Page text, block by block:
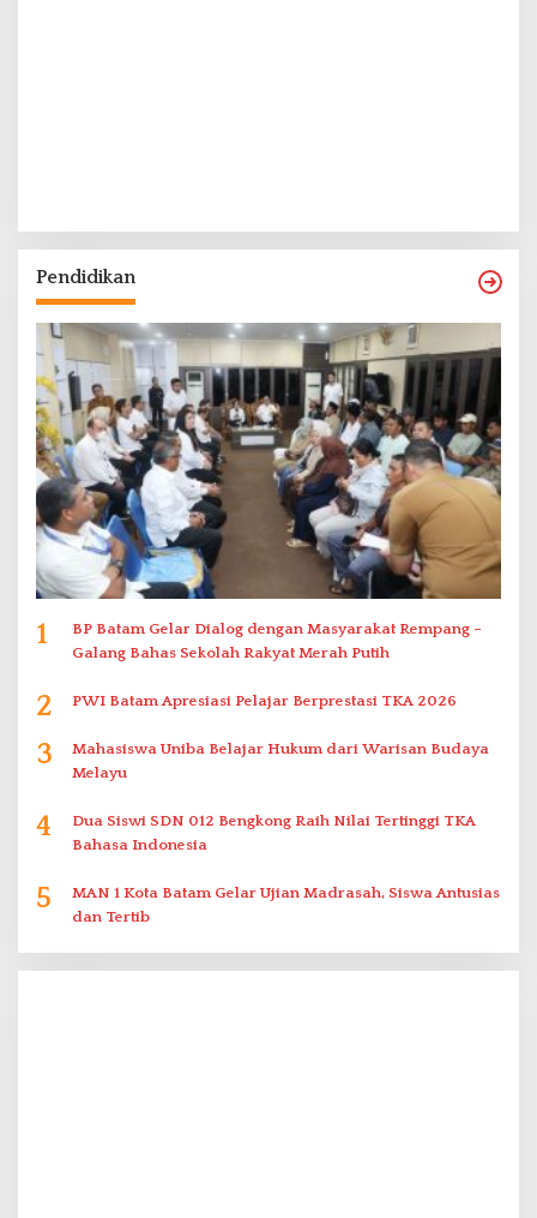
Pendidikan
1
BP Batam Gelar Dialog dengan Masyarakat Rempang –
Galang Bahas Sekolah Rakyat Merah Putih
2 PWI Batam Apresiasi Pelajar Berprestasi TKA 2026
3
Mahasiswa Uniba Belajar Hukum dari Warisan Budaya
Melayu
4
Dua Siswi SDN 012 Bengkong Raih Nilai Tertinggi TKA
Bahasa Indonesia
5
MAN 1 Kota Batam Gelar Ujian Madrasah, Siswa Antusias
dan Tertib